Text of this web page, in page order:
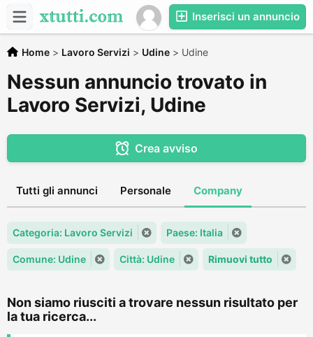
Inserisci un annuncio
Home > Lavoro Servizi > Udine > Udine
Nessun annuncio trovato in
Lavoro Servizi, Udine
Crea avviso
Tutti gli annunci Personale Company
Categoria: Lavoro Servizi Paese: Italia
Comune: Udine Città: Udine Rimuovi tutto
Non siamo riusciti a trovare nessun risultato per
la tua ricerca...